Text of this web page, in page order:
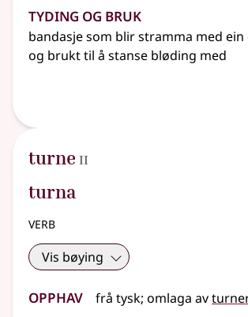
Tyding og bruk
bandasje som blir stramma med
og brukt til å stanse bløding med
turne 2
II
turna
verb
Vis bøying
Opphav frå tysk; omlaga av